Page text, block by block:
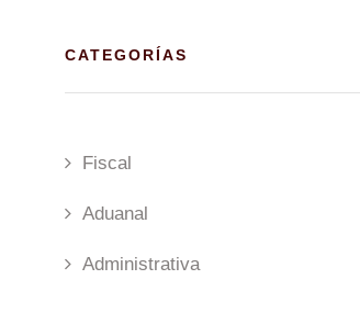
CATEGORÍAS
Fiscal
Aduanal
Administrativa